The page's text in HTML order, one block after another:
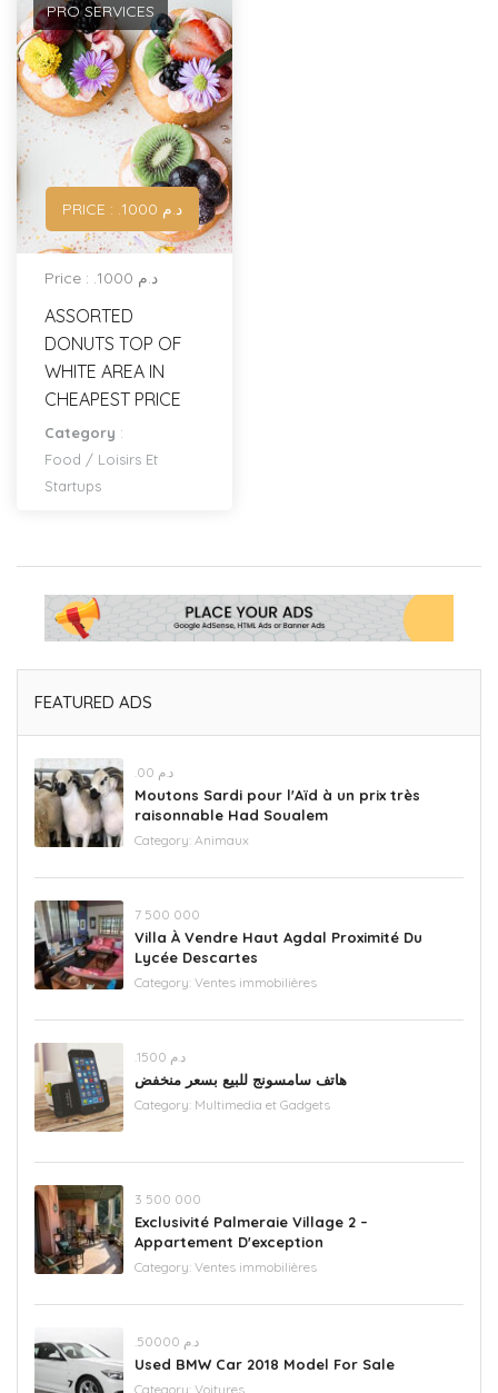
PRICE : .د.م 1000
PRO SERVICES
Price : .د.م 1000
ASSORTED
DONUTS TOP OF
WHITE AREA IN
CHEAPEST PRICE
Category :
Food / Loisirs Et
Startups
FEATURED ADS
.د.م 00
Moutons Sardi pour l'Aïd à un prix très
raisonnable Had Soualem
Category: Animaux
‪7 500 000‬
Villa À Vendre Haut Agdal Proximité Du
Lycée Descartes
Category: Ventes immobilières
.د.م 1500
هاتف سامسونج للبيع بسعر منخفض
Category: Multimedia et Gadgets
‪3 500 000
Exclusivité Palmeraie Village 2 –
Appartement D'exception
Category: Ventes immobilières
.د.م 50000
Used BMW Car 2018 Model For Sale
Category: Voitures